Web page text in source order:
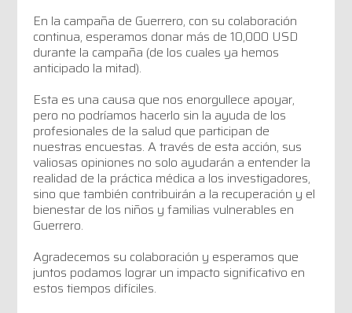
En la campaña de Guerrero, con su colaboración
continua, esperamos donar más de 10,000 USD
durante la campaña (de los cuales ya hemos
anticipado la mitad).
Esta es una causa que nos enorgullece apoyar,
pero no podríamos hacerlo sin la ayuda de los
profesionales de la salud que participan de
nuestras encuestas. A través de esta acción, sus
valiosas opiniones no solo ayudarán a entender la
realidad de la práctica médica a los investigadores,
sino que también contribuirán a la recuperación y el
bienestar de los niños y familias vulnerables en
Guerrero.
Agradecemos su colaboración y esperamos que
juntos podamos lograr un impacto significativo en
estos tiempos difíciles.